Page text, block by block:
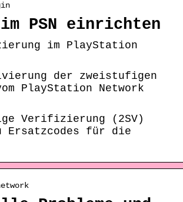
PSN einrichten
im PlayStation
der zweistufigen
PlayStation Network
Verifizierung (2SV)
Ersatzcodes für die